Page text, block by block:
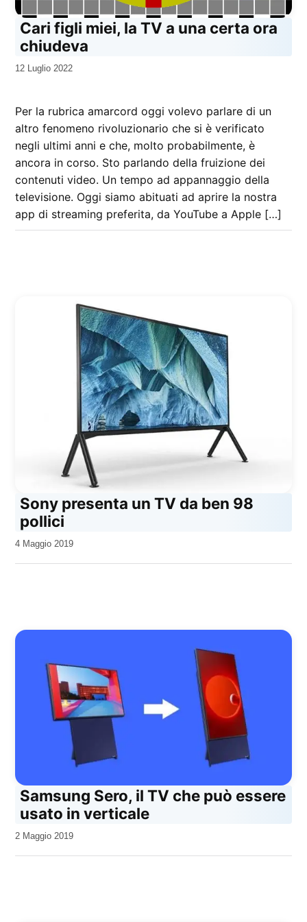
Cari figli miei, la TV a una certa ora
chiudeva
da
12 Luglio 2022
Per la rubrica amarcord oggi volevo parlare di un
altro fenomeno rivoluzionario che si è verificato
negli ultimi anni e che, molto probabilmente, è
ancora in corso. Sto parlando della fruizione dei
contenuti video. Un tempo ad appannaggio della
televisione. Oggi siamo abituati ad aprire la nostra
app di streaming preferita, da YouTube a Apple […]
Sony presenta un TV da ben 98
pollici
da
4 Maggio 2019
Samsung Sero, il TV che può essere
usato in verticale
da
2 Maggio 2019